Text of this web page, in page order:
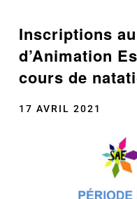
Inscriptions
d’Animation
cours de
17 AVRIL 2021